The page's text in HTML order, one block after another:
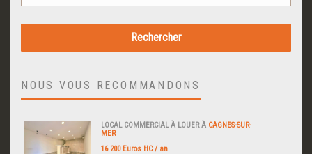
NOUS VOUS RECOMMANDONS
LOCAL COMMERCIAL À LOUER À CAGNES-SUR-
MER
16 200 Euros HC / an